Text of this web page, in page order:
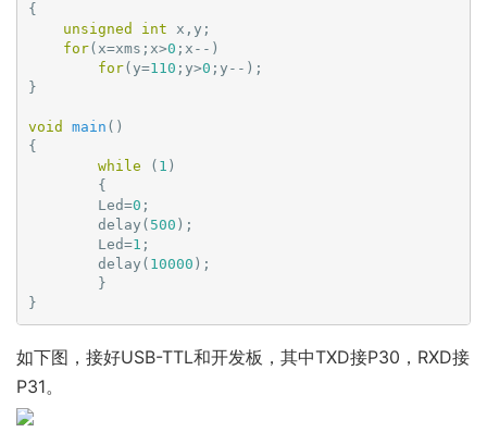
{
unsigned
int x,y;
for(x=xms;x>0 ;x--)
for(y=110 ;y>0 ;y--);
}
void main ()
{
while ( 1 )
        {
        Led=
0 ;
        delay(
500 );
        Led=
1 ;
        delay(
10000 );
        }
}
如下图，接好USB-TTL和开发板，其中TXD接P30，RXD接
P31。